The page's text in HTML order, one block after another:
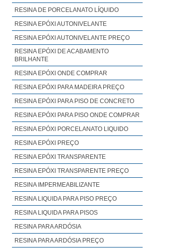
RESINA DE PORCELANATO LÍQUIDO
RESINA EPÓXI AUTONIVELANTE
RESINA EPÓXI AUTONIVELANTE PREÇO
RESINA EPÓXI DE ACABAMENTO
BRILHANTE
RESINA EPÓXI ONDE COMPRAR
RESINA EPÓXI PARA MADEIRA PREÇO
RESINA EPÓXI PARA PISO DE CONCRETO
RESINA EPÓXI PARA PISO ONDE COMPRAR
RESINA EPÓXI PORCELANATO LIQUIDO
RESINA EPÓXI PREÇO
RESINA EPÓXI TRANSPARENTE
RESINA EPÓXI TRANSPARENTE PREÇO
RESINA IMPERMEABILIZANTE
RESINA LIQUIDA PARA PISO PREÇO
RESINA LIQUIDA PARA PISOS
RESINA PARA ARDÓSIA
RESINA PARA ARDÓSIA PREÇO